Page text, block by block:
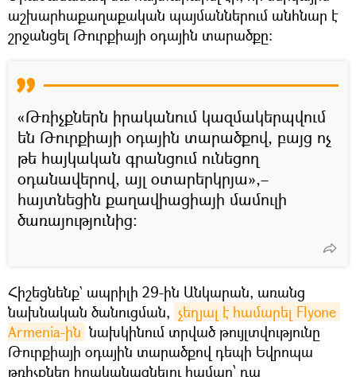
աշխարհաքաղաքական պայմաններում անհնար է
շրջանցել Թուրքիայի օդային տարածքը։
«Թռիչքներն իրականում կազմակերպվում
են Թուրքիայի օդային տարածքով, բայց ոչ
թե հայկական գրանցում ունեցող
օդանավերով, այլ օտարերկրյա»,–
հայտնեցին քաղավիացիայի մամուլի
ծառայությունից։
Հիշեցնենք` ապրիլի 29-ին Անկարան, առանց
նախնական ծանուցման, չեղյալ է համարել Flyone
Armenia-ին նախկինում տրված թույլտվությունը
Թուրքիայի օդային տարածքով դեպի Եվրոպա
թռիչքներ իրականացնելու համար՝ դա